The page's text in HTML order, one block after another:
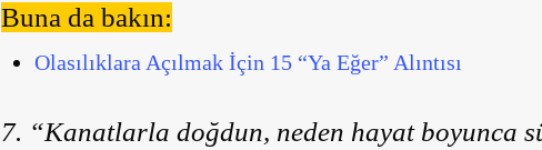
Buna da bakın:
Olasılıklara Açılmak İçin 15 “Ya Eğer” Alıntısı
7. “Kanatlarla doğdun, neden hayat boyunca